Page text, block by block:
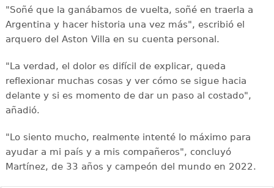
"Soñé que la ganábamos de vuelta, soñé en traerla a
Argentina y hacer historia una vez más", escribió el
arquero del Aston Villa en su cuenta personal.
"La verdad, el dolor es difícil de explicar, queda
reflexionar muchas cosas y ver cómo se sigue hacia
delante y si es momento de dar un paso al costado",
añadió.
"Lo siento mucho, realmente intenté lo máximo para
ayudar a mi país y a mis compañeros", concluyó
Martínez, de 33 años y campeón del mundo en 2022.